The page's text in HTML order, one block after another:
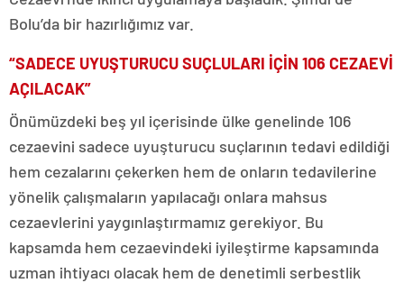
Bolu’da bir hazırlığımız var.
“SADECE UYUŞTURUCU SUÇLULARI İÇİN 106 CEZAEVİ
AÇILACAK”
Önümüzdeki beş yıl içerisinde ülke genelinde 106
cezaevini sadece uyuşturucu suçlarının tedavi edildiği
hem cezalarını çekerken hem de onların tedavilerine
yönelik çalışmaların yapılacağı onlara mahsus
cezaevlerini yaygınlaştırmamız gerekiyor. Bu
kapsamda hem cezaevindeki iyileştirme kapsamında
uzman ihtiyacı olacak hem de denetimli serbestlik